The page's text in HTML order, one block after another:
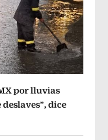
por lluvias
dice